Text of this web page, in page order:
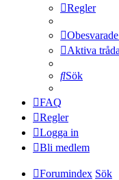
Regler
Aktiva
Sök
FAQ
Regler
Logga in
Bli medlem
Forumindex Sök